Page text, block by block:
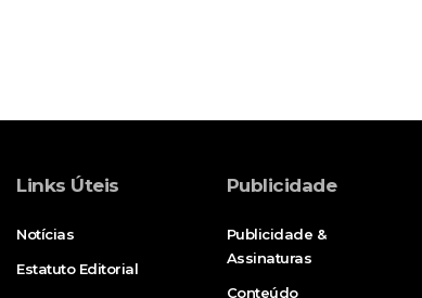
Links Úteis
Notícias
Estatuto Editorial
Publicidade
Publicidade &
Assinaturas
Conteúdo